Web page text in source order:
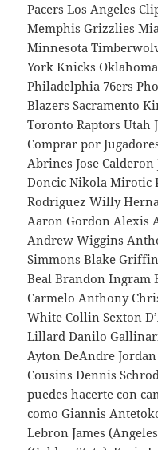
Pacers Los Angeles
Memphis Grizzlies
Minnesota
York Knicks
Philadelphia 76ers
Blazers Sacramento
Toronto Raptors Utah
Comprar por
Abrines Jose
Doncic Nikola Mirotic
Rodriguez Willy
Aaron Gordon Alexis
Andrew Wiggins
Simmons Blake
Beal Brandon Ingram
Carmelo Anthony
White Collin Sexton
Lillard Danilo
Ayton DeAndre
Cousins Dennis
puedes hacerte con
como Giannis
Lebron James